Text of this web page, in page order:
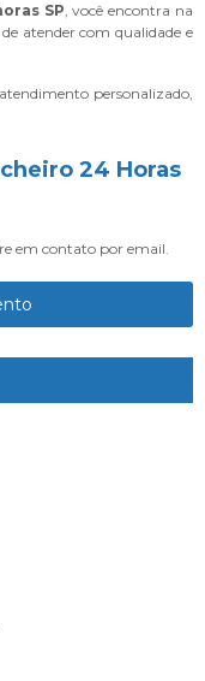
SP, você encontra na
atender com qualidade e
personalizado,
24 Horas
em contato por email.